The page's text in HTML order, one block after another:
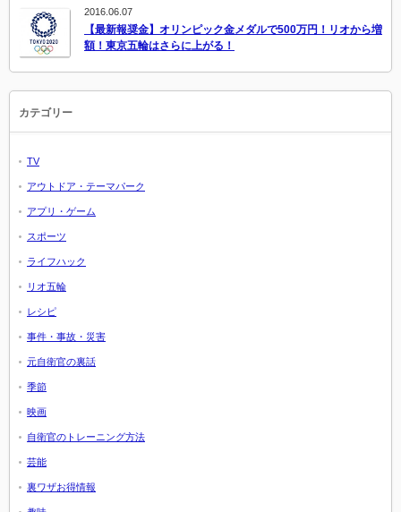
2016.06.07
【最新報奨金】オリンピック金メダルで500万円！リオから増
額！東京五輪はさらに上がる！
カテゴリー
TV
アウトドア・テーマパーク
アプリ・ゲーム
スポーツ
ライフハック
リオ五輪
レシピ
事件・事故・災害
元自衛官の裏話
季節
映画
自衛官のトレーニング方法
芸能
裏ワザお得情報